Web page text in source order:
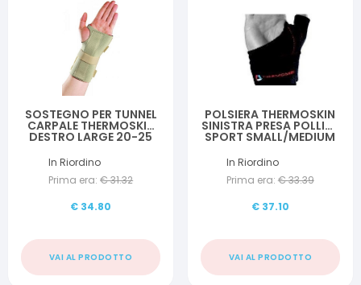
SOSTEGNO PER TUNNEL
CARPALE THERMOSKIN
DESTRO LARGE 20-25
In Riordino
Prima era: €31.32
€ 34.80
VAI AL PRODOTTO
POLSIERA THERMOSKIN
SINISTRA PRESA POLLICE
SPORT SMALL/MEDIUM
In Riordino
Prima era: €33.39
€ 37.10
VAI AL PRODOTTO